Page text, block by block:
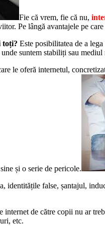
Fie că vrem, fie că nu,
Pe lângă avantajele pe care
toți? Este posibilitatea de a
suntem stabiliți sau mediul
le oferă internetul,
și o serie de pericole.
identitățile false, șantajul,
internet de către copii nu ar
etc.